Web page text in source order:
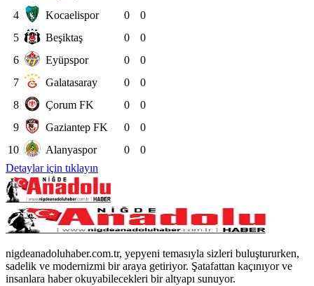
4
Kocaelispor 0
0
5
Beşiktaş 0
0
6
Eyüpspor 0
0
7
Galatasaray 0
0
8
Çorum FK 0
0
9
Gaziantep FK 0
0
10
Alanyaspor 0
0
Detaylar için tıklayın
nigdeanadoluhaber.com.tr, yepyeni temasıyla sizleri buluştururken,
sadelik ve modernizmi bir araya getiriyor. Şatafattan kaçınıyor ve
insanlara haber okuyabilecekleri bir altyapı sunuyor.